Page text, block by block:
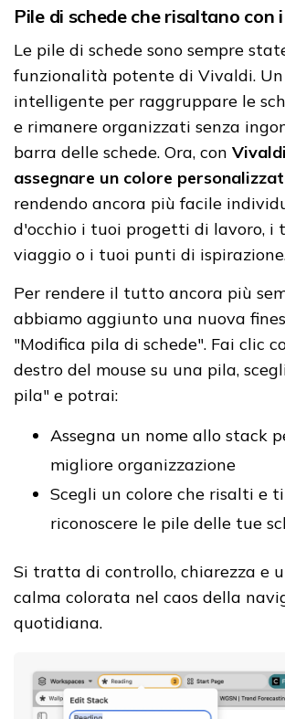
Pile di schede che risaltano con
Le pile di schede sono sempre
funzionalità potente di Vivaldi.
intelligente per raggruppare le
e rimanere organizzati senza
barra delle schede. Ora, con
assegnare un colore
rendendo ancora più facile
d'occhio i tuoi progetti di lavoro, i
viaggio o i tuoi punti di
Per rendere il tutto ancora più
abbiamo aggiunto una nuova
"Modifica pila di schede". Fai clic
destro del mouse su una pila,
pila" e potrai:
Assegna un nome allo stack
migliore organizzazione
Scegli un colore che risalti e
riconoscere le pile delle tue
Si tratta di controllo, chiarezza e
calma colorata nel caos della
quotidiana.